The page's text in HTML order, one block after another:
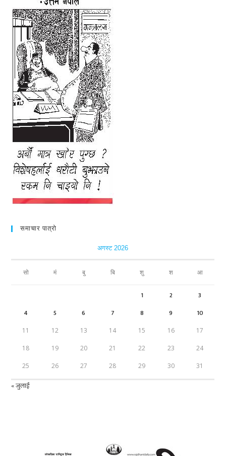
समाचार पात्रो
अगस्ट 2026
सो मं बु बि शु श आ
1 2
3
4
5 6 7 8 9 10
11 12 13 14 15 16 17
18 19 20 21 22 23 24
25 26 27 28 29 30 31
« जुलाई